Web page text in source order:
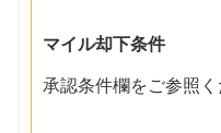
マイル却下条件
承認条件欄をご参照